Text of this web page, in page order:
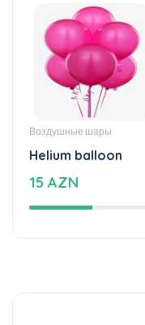
Воздушные шары
Helium balloon
15 AZN